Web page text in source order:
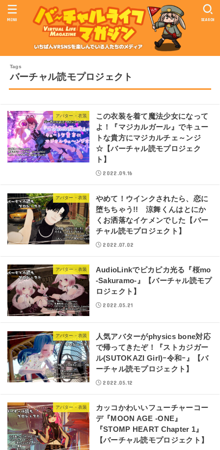
SEARCH
MENU
バーチャル読モプロジェクト
アバター・衣装
この衣装を着て魔法少女になって
よ！『マジカルガール』でキュー
トな貴方にマジカルチェ～ンジ
☆【バーチャル読モプロジェク
ト】
2022.09.16
アバター・衣装
やめて！ウインクされたら、恋に
堕ちちゃう!! 涼舞くんはとにか
くお洒落なイケメンでした【バー
チャル読モプロジェクト】
2022.07.02
アバター・衣装
AudioLinkでピカピカ光る『桜mo
-Sakuramo-』【バーチャル読モプ
ロジェクト】
2022.05.21
アバター・衣装
人気アバターがphysics bone対応
で帰ってきたぞ！『ストカジガー
ル(SUTOKAZI Girl)ｰ令和ｰ』【バ
ーチャル読モプロジェクト】
2022.05.12
アバター・衣装
カッコかわいいフューチャーコー
デ『MOON AGE -ONE』
『STOMP HEART Chapter 1』
【バーチャル読モプロジェクト】